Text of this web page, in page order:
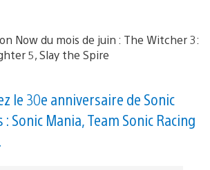
le 30e anniversaire de Sonic
Sonic Mania, Team Sonic Racing